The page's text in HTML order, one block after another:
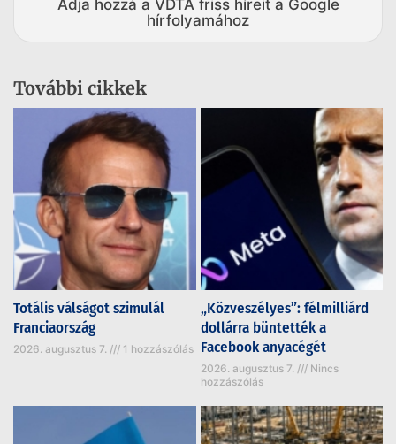
Adja hozzá a VDTA friss híreit a Google
hírfolyamához
További cikkek
Totális válságot szimulál
Franciaország
2026. augusztus 7. 1 hozzászólás
„Közveszélyes”: félmilliárd
dollárra büntették a
Facebook anyacégét
2026. augusztus 7.
Nincs
hozzászólás